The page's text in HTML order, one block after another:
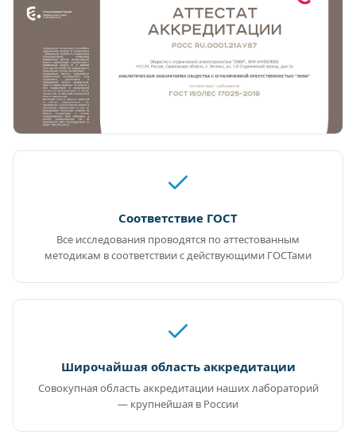
Соответствие ГОСТ
Все исследования проводятся по аттестованным
методикам в соответствии с действующими ГОСТами
Широчайшая область аккредитации
Совокупная область аккредитации наших лабораторий
— крупнейшая в России